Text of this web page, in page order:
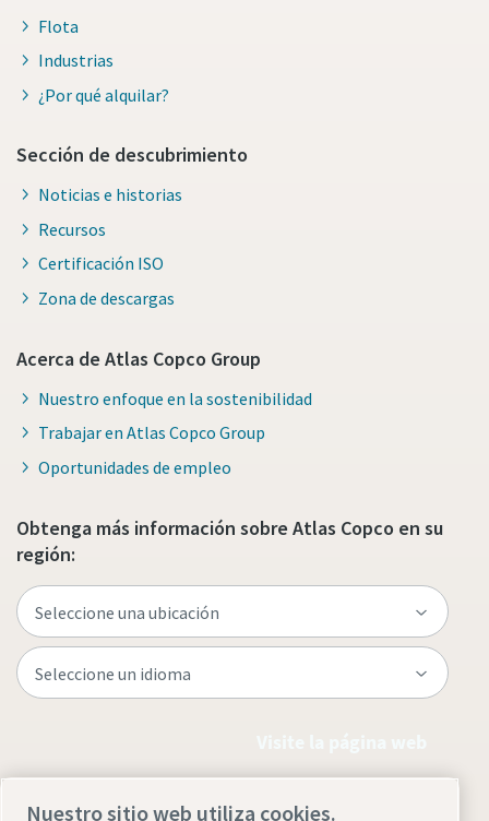
Flota
Industrias
¿Por qué alquilar?
Sección de descubrimiento
Noticias e historias
Recursos
Certificación ISO
Zona de descargas
Acerca de Atlas Copco Group
Nuestro enfoque en la sostenibilidad
Trabajar en Atlas Copco Group
Oportunidades de empleo
Obtenga más información sobre Atlas Copco en su
región:
Nuestro sitio web utiliza cookies.